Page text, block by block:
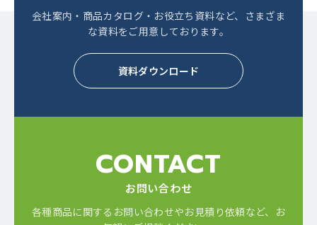
会社案内・商品カタログ・お役立ち資料など、
さまざま
な資料をご用意しております。
資料ダウンロード
CONTACT
お問い合わせ
各種商品に関するお問い合わせやお見積り依頼など、
お